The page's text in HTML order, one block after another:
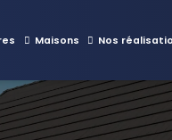
Maisons Nos